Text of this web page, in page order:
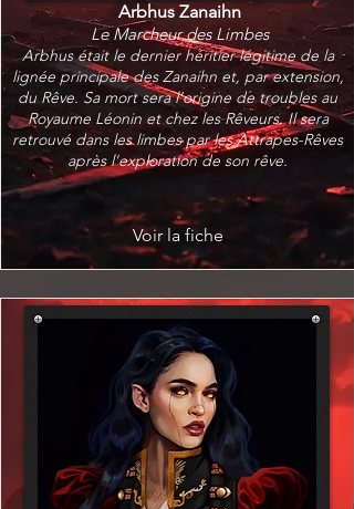
Arbhus Zanaihn
Le Marcheur des Limbes
Arbhus était le dernier héritier légitime de la
lignée principale des Zanaihn et, par extension,
du Rêve. Sa mort sera l’origine de troubles au
Royaume Léonin et chez les Rêveurs. Il sera
retrouvé dans les limbes par les Attrapes-Rêves
après l'exploration de son rêve.
Voir la fiche